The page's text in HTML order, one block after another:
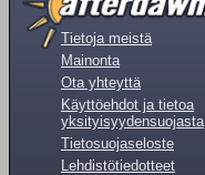
Tietoja meistä
Mainonta
Ota yhteyttä
Käyttöehdot ja tietoa
yksityisyydensuojasta
Tietosuojaseloste
Lehdistötiedotteet